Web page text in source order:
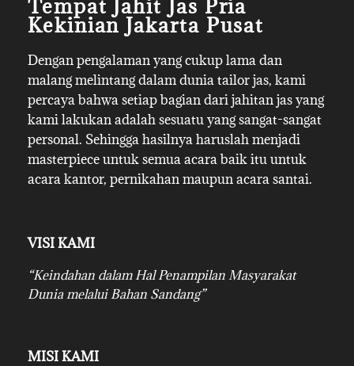
Tempat Jahit Jas Pria
Kekinian Jakarta Pusat
Dengan pengalaman yang cukup lama dan
malang melintang dalam dunia tailor jas, kami
percaya bahwa setiap bagian dari jahitan jas yang
kami lakukan adalah sesuatu yang sangat-sangat
personal. Sehingga hasilnya haruslah menjadi
masterpiece untuk semua acara baik itu untuk
acara kantor, pernikahan maupun acara santai.
VISI KAMI
“Keindahan dalam Hal Penampilan Masyarakat
Dunia melalui Bahan Sandang”
MISI KAMI